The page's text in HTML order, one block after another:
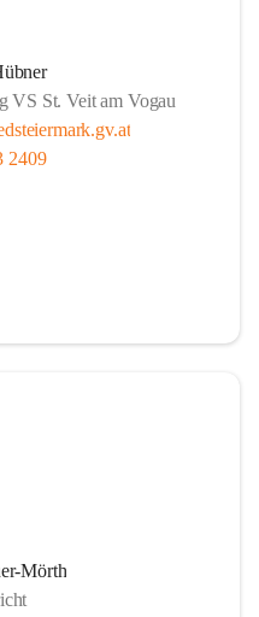
VS St. Veit am Vogau
2409
Mörth